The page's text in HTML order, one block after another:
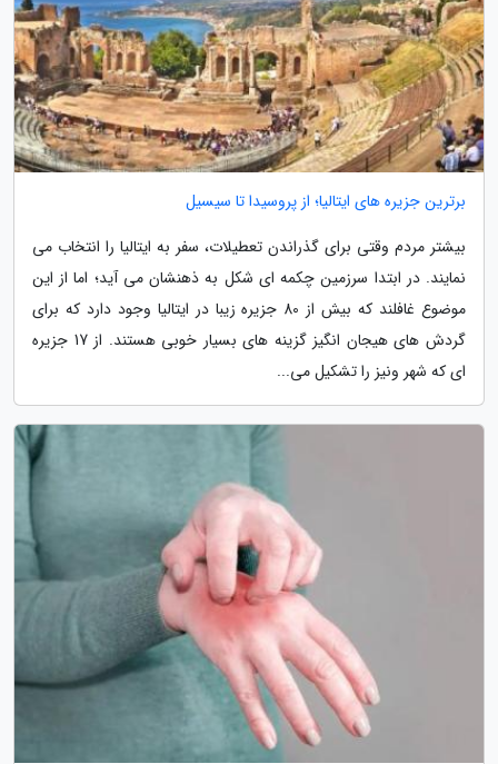
برترین جزیره های ایتالیا؛ از پروسیدا تا سیسیل
بیشتر مردم وقتی برای گذراندن تعطیلات، سفر به ایتالیا را انتخاب می
نمایند. در ابتدا سرزمین چکمه ای شکل به ذهنشان می آید؛ اما از این
موضوع غافلند که بیش از 80 جزیره زیبا در ایتالیا وجود دارد که برای
گردش های هیجان انگیز گزینه های بسیار خوبی هستند. از 17 جزیره
ای که شهر ونیز را تشکیل می...